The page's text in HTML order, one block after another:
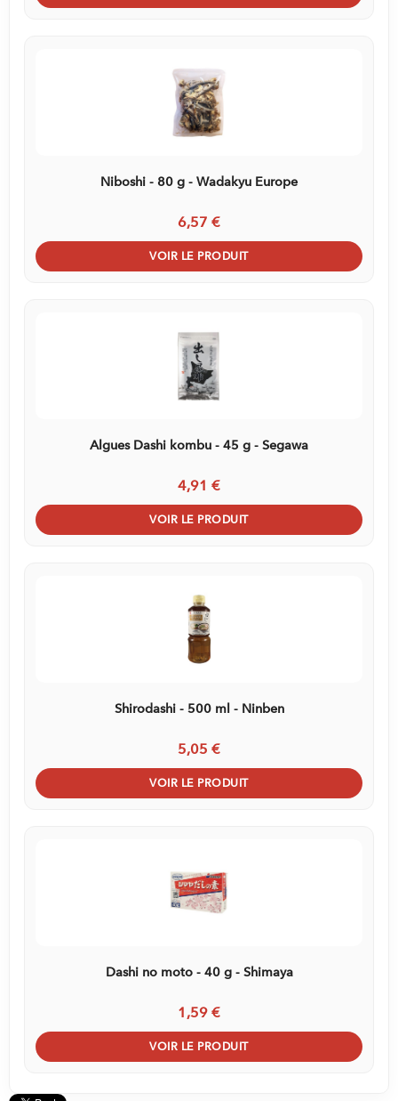
Niboshi - 80 g - Wadakyu Europe
6,57 €
VOIR LE PRODUIT
Algues Dashi kombu - 45 g - Segawa
4,91 €
VOIR LE PRODUIT
Shirodashi - 500 ml - Ninben
5,05 €
VOIR LE PRODUIT
Dashi no moto - 40 g - Shimaya
1,59 €
VOIR LE PRODUIT